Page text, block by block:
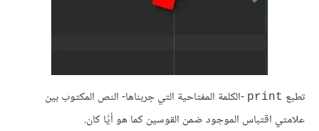
تطبع print -الكلمة المفتاحية التي جربناها- النص المكتوب بين
علامتي اقتباس الموجود ضمن القوسين كما هو أيًا كان.